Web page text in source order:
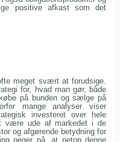
positive afkast som det
meget svært at forudsige.
for, hvad man gør, både
på bunden og sælge på
mange analyser viser
investeret over hele
være ude af markedet i de
og afgørende betydning for
peger på, at netop denne